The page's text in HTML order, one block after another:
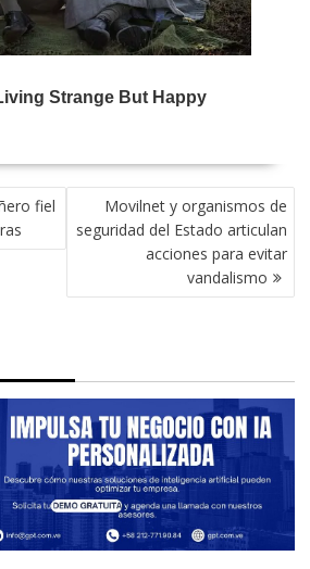
fiel
Movilnet y organismos de
seguridad del Estado articulan
acciones para evitar
vandalismo